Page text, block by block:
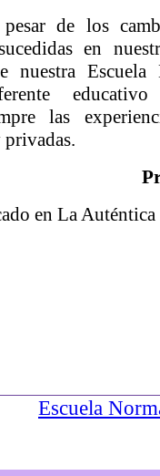
de los
en
nuestra Escuela
las
privadas.
en La Auténtica
Escuela